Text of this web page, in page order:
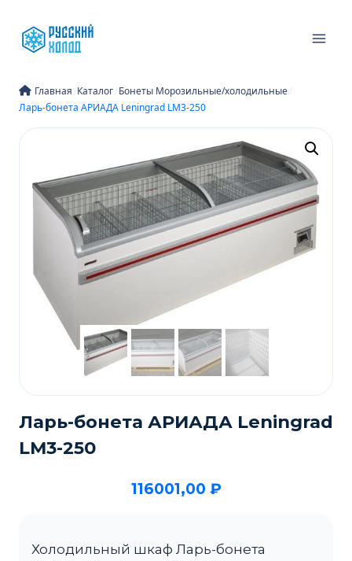
содержимому
Главная/Каталог/Бонеты Морозильные/холодильные/
Ларь-бонета АРИАДА Leningrad LM3-250
Ларь-бонета АРИАДА Leningrad
LM3-250
116001,00 ₽
Холодильный шкаф Ларь-бонета